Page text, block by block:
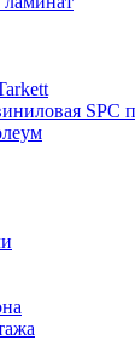
SPC